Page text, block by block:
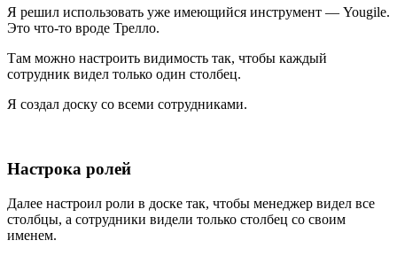
Я решил использовать уже имеющийся инструмент — Yougile.
Это что-то вроде Трелло.
Там можно настроить видимость так, чтобы каждый
сотрудник видел только один столбец.
Я создал доску со всеми сотрудниками.
Настрока ролей
Далее настроил роли в доске так, чтобы менеджер видел все
столбцы, а сотрудники видели только столбец со своим
именем.